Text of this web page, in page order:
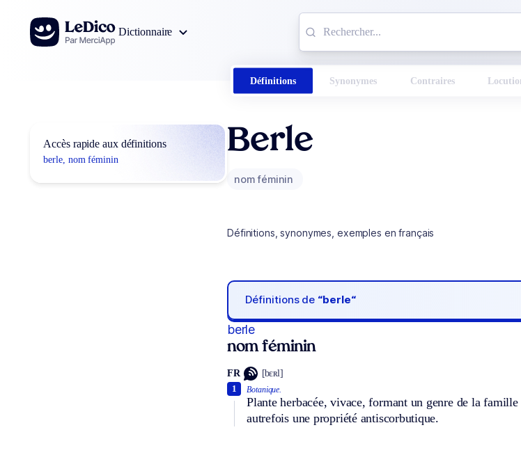
Aller au contenu
Dictionnaire
Définitions Synonymes Contraires
Accès rapide aux définitions
berle, nom féminin
Berle
nom féminin
Définitions, synonymes, exemples en français
Définitions de “berle“
berle
nom féminin
FR [bɛʀl]
Botanique.
Plante herbacée, vivace, formant un genre de la
autrefois une propriété antiscorbutique.
1